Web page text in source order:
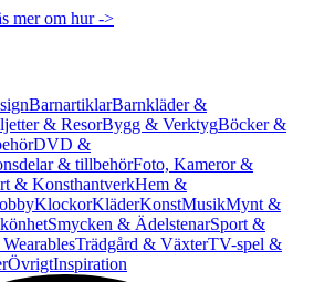
mer om hur ->
BarnartiklarBarnkläder &
& ResorBygg & VerktygBöcker &
DVD &
& tillbehörFoto, Kameror &
& KonsthantverkHem &
KlockorKläderKonstMusikMynt &
Smycken & ÄdelstenarSport &
Trädgård & VäxterTV-spel &
ÖvrigtInspiration